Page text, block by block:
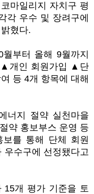
마일리지 자치구 평
각 우수 및 장려구에
혔다.
부터 올해 9월까지
▲개인 회원가입 ▲단
등 4개 항목에 대해
너지 절약 실천마을
약 홍보부스 운영 등
보를 통해 단체 회원
우수구에 선정됐다고
15개 평가 기준을 토